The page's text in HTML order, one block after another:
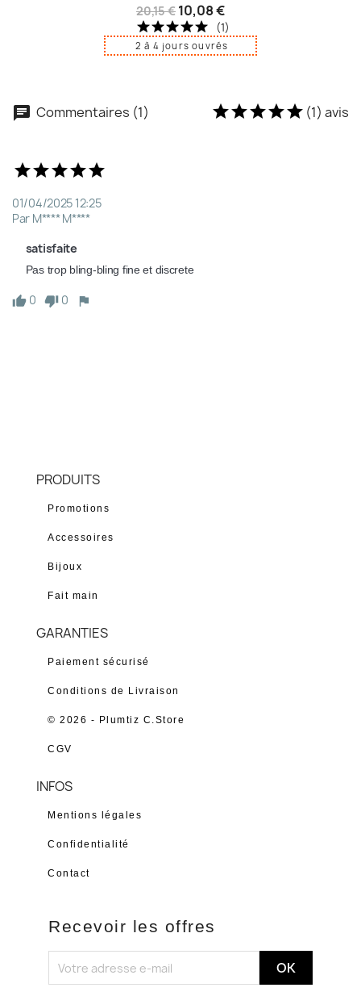
20,15 € 10,08 €
(1)
2 à 4 jours ouvrés
Commentaires (1) (1) avis
01/04/2025 12:25
Par M**** M****
satisfaite
Pas trop bling-bling fine et discrete
0 0
PRODUITS
Promotions
Accessoires
Bijoux
Fait main
GARANTIES
Paiement sécurisé
Conditions de Livraison
© 2026 - Plumtiz C.Store
CGV
INFOS
Mentions légales
Confidentialité
Contact
Recevoir les offres